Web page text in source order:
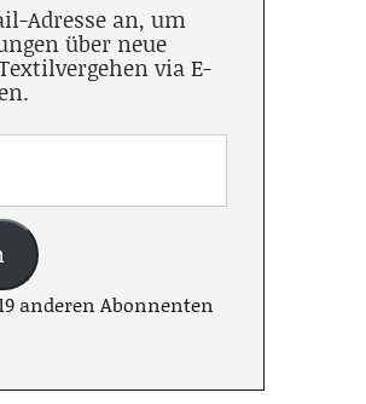
Adresse an, um
über neue
via E-
anderen Abonnenten